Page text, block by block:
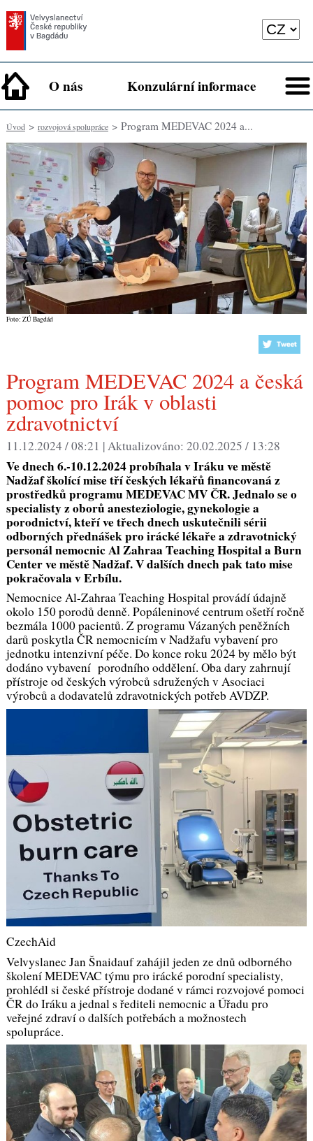
O nás Konzulární informace
Úvod> rozvojová spolupráce> Program MEDEVAC 2024 a...
Foto: ZÚ Bagdád
Program MEDEVAC 2024 a česká
pomoc pro Irák v oblasti
zdravotnictví
11.12.2024 / 08:21 |Aktualizováno: 20.02.2025 / 13:28
Ve dnech 6.-10.12.2024 probíhala v Iráku ve městě
Nadžaf školící mise tří českých lékařů financovaná z
prostředků programu MEDEVAC MV ČR. Jednalo se o
specialisty z oborů anesteziologie, gynekologie a
porodnictví, kteří ve třech dnech uskutečnili sérii
odborných přednášek pro irácké lékaře a zdravotnický
personál nemocnic Al Zahraa Teaching Hospital a Burn
Center ve městě Nadžaf. V dalších dnech pak tato mise
pokračovala v Erbílu.
Nemocnice Al-Zahraa Teaching Hospital provádí údajně
okolo 150 porodů denně. Popáleninové centrum ošetří ročně
bezmála 1000 pacientů. Z programu Vázaných peněžních
darů poskytla ČR nemocnicím v Nadžafu vybavení pro
jednotku intenzivní péče. Do konce roku 2024 by mělo být
dodáno vybavení porodního oddělení. Oba dary zahrnují
přístroje od českých výrobců sdružených v Asociaci
výrobců a dodavatelů zdravotnických potřeb AVDZP.
CzechAid
Velvyslanec Jan Šnaidauf zahájil jeden ze dnů odborného
školení MEDEVAC týmu pro irácké porodní specialisty,
prohlédl si české přístroje dodané v rámci rozvojové pomoci
ČR do Iráku a jednal s řediteli nemocnic a Úřadu pro
veřejné zdraví o dalších potřebách a možnostech
spolupráce.